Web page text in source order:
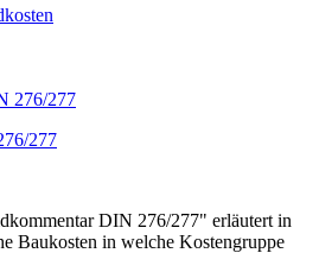
277
DIN 276/277" erläutert in
Baukosten in welche Kostengruppe